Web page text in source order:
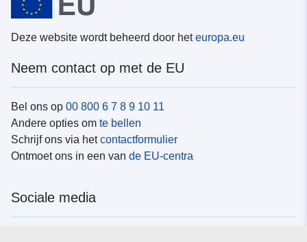
Deze website wordt beheerd door heteuropa.eu
Neem contact op met de EU
Bel ons op 00 800 6 7 8 9 10 11
Andere opties om te bellen
Schrijf ons via hetcontactformulier
Ontmoet ons in een van de EU-centra
Sociale media